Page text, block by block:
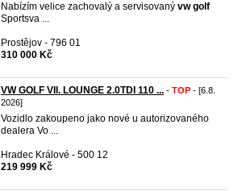
Nabízím velice zachovalý a servisovaný vw golf
Sportsva ...
Prostějov - 796 01
310 000 Kč
VW GOLF VII. LOUNGE 2.0TDI 110 ... - TOP - [6.8.
2026]
Vozidlo zakoupeno jako nové u autorizovaného
dealera Vo ...
Hradec Králové - 500 12
219 999 Kč